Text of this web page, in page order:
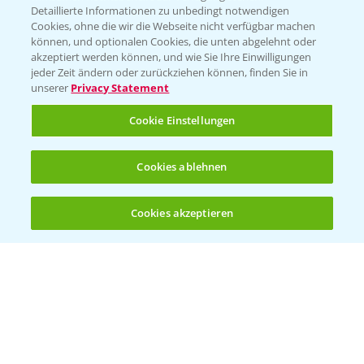
(noch 4)
KONTAKT
Hilfe in Notfällen
T.+49 (0)214/30-20220
Folgen Sie uns
Detaillierte Informationen zu unbedingt notwendigen
Cookies, ohne die wir die Webseite nicht verfügbar machen
können, und optionalen Cookies, die unten abgelehnt oder
akzeptiert werden können, und wie Sie Ihre Einwilligungen
jeder Zeit ändern oder zurückziehen können, finden Sie in
unserer Privacy Statement
Cookie Einstellungen
Cookies ablehnen
Cookies akzeptieren